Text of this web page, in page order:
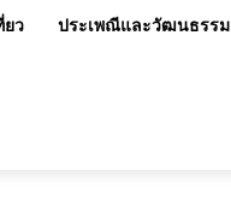
ยว ประเพณีและวัฒนธรรม